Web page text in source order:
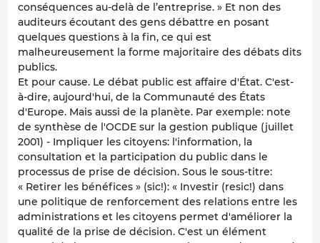
conséquences au-delà de l’entreprise. » Et non des
auditeurs écoutant des gens débattre en posant
quelques questions à la fin, ce qui est
malheureusement la forme majoritaire des débats dits
publics.
Et pour cause. Le débat public est affaire d'État. C'est-
à-dire, aujourd'hui, de la Communauté des États
d'Europe. Mais aussi de la planète. Par exemple: note
de synthèse de l'OCDE sur la gestion publique (juillet
2001) - Impliquer les citoyens: l'information, la
consultation et la participation du public dans le
processus de prise de décision. Sous le sous-titre:
« Retirer les bénéfices » (sic!): « Investir (resic!) dans
une politique de renforcement des relations entre les
administrations et les citoyens permet d'améliorer la
qualité de la prise de décision. C'est un élément